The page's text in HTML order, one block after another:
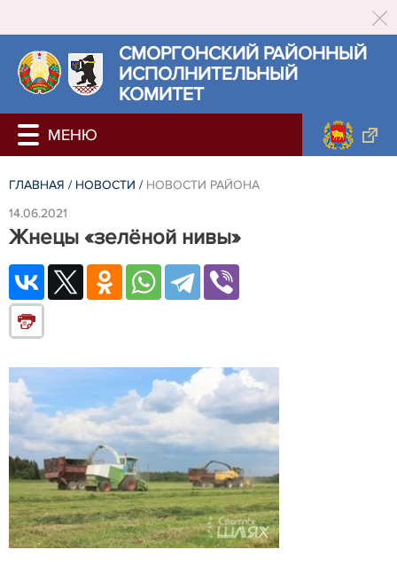
СМОРГОНСКИЙ РАЙОННЫЙ
ИСПОЛНИТЕЛЬНЫЙ
КОМИТЕТ
ГЛАВНАЯ / НОВОСТИ / НОВОСТИ РАЙОНА
14.06.2021
Жнецы «зелёной нивы»